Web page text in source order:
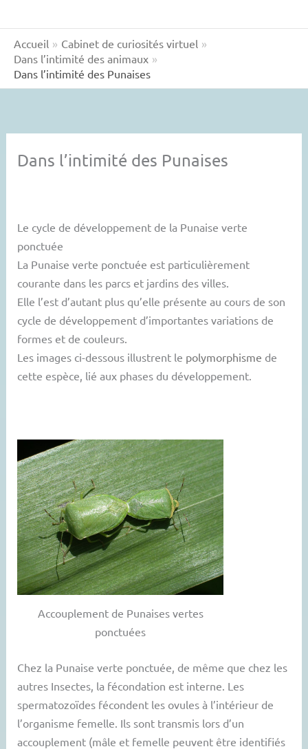
Accueil
Cabinet de curiosités virtuel
Dans l’intimité des animaux
Dans l’intimité des Punaises
Dans l’intimité des Punaises
Le cycle de développement de la Punaise verte
ponctuée
La Punaise verte ponctuée est particulièrement
courante dans les parcs et jardins des villes.
Elle l’est d’autant plus qu’elle présente au cours de son
cycle de développement d’importantes variations de
formes et de couleurs.
Les images ci-dessous illustrent le polymorphisme de
cette espèce, lié aux phases du développement.
Accouplement de Punaises vertes
ponctuées
Chez la Punaise verte ponctuée, de même que chez les
autres Insectes, la fécondation est interne. Les
spermatozoïdes fécondent les ovules à l’intérieur de
l’organisme femelle. Ils sont transmis lors d’un
accouplement (mâle et femelle peuvent être identifiés